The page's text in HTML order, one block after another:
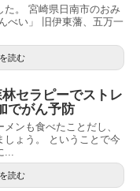
た。 宮崎県日南市のおみ
べい」 旧伊東藩、五万一
読む
林セラピーでストレ
でがん予防
ンも食べたことだし、
しょう。 ということで今
...
読む